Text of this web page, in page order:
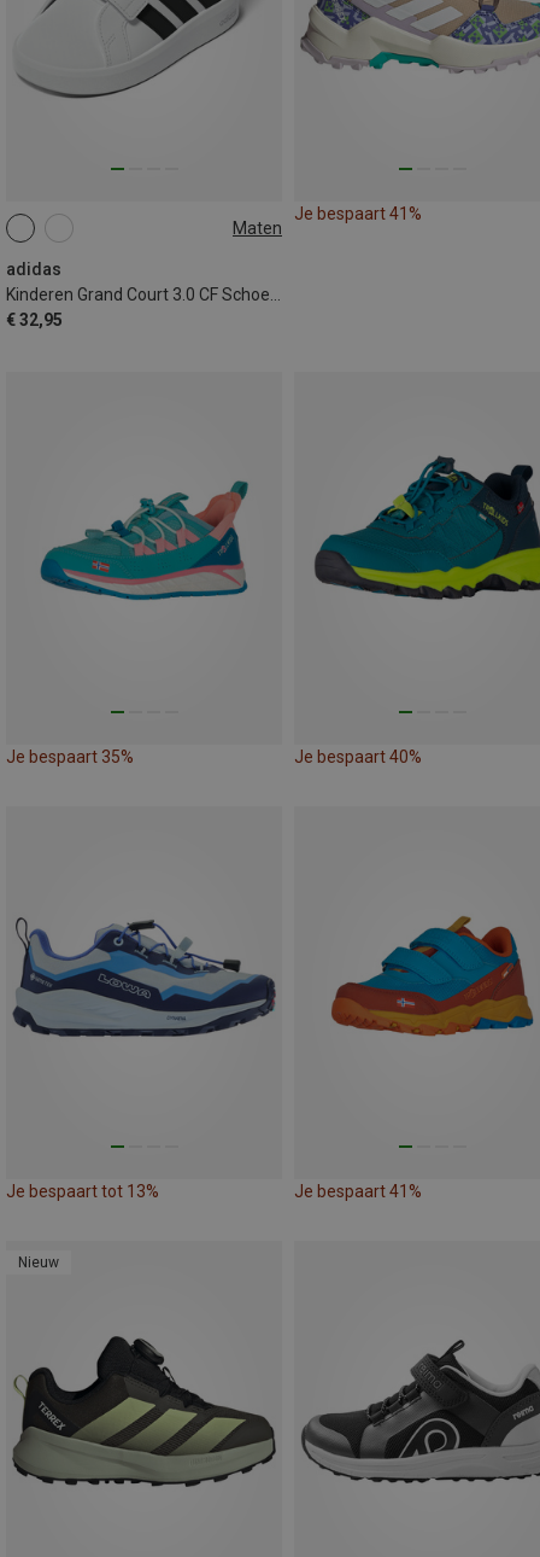
Maten
adidas
€ 32,95
Je bespaart 41%
Je bespaart 35% Je bespaart 40%
Je bespaart tot 13% Je bespaart 41%
Nieuw